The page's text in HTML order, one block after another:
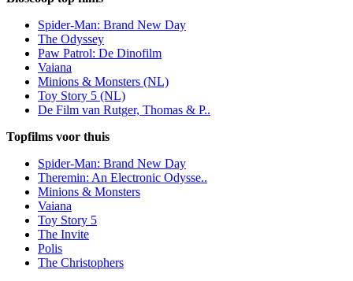
Spider-Man: Brand New Day
The Odyssey
Paw Patrol: De Dinofilm
Vaiana
Minions & Monsters (NL)
Toy Story 5 (NL)
De Film van Rutger, Thomas & P..
Topfilms voor thuis
Spider-Man: Brand New Day
Theremin: An Electronic Odysse..
Minions & Monsters
Vaiana
Toy Story 5
The Invite
Polis
The Christophers